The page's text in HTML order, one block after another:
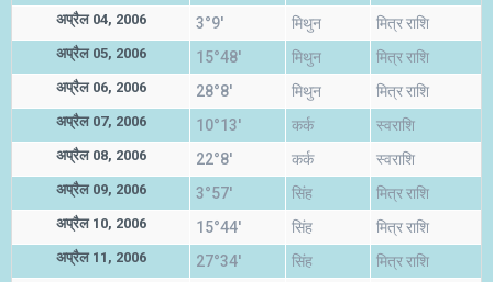
अप्रैल 04, 2006 3°9' मिथुन मित्र राशि
अप्रैल 05, 2006 15°48' मिथुन मित्र राशि
अप्रैल 06, 2006 28°8' मिथुन मित्र राशि
अप्रैल 07, 2006 10°13' कर्क स्वराशि
अप्रैल 08, 2006 22°8' कर्क स्वराशि
अप्रैल 09, 2006 3°57' सिंह मित्र राशि
अप्रैल 10, 2006 15°44' सिंह मित्र राशि
अप्रैल 11, 2006 27°34' सिंह मित्र राशि